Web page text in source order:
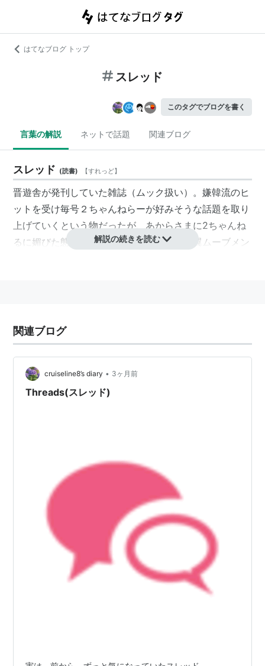
はてなブログ トップ
スレッド
このタグでブログを書く
言葉の解説 ネットで話題 関連ブログ
スレッド (読書) 【すれっど】
晋遊舎が発刊していた雑誌（ムック扱い）。嫌韓流のヒ
ットを受け毎号２ちゃんねらーが好みそうな話題を取り
上げていくという物だったが、あからさまに2ちゃんね
るに媚びた態度が嫌われたのか、ネット右翼ムーブメン
m9という後継雑誌が出たがそちらも3号雑誌に終わる。
『冒険王ビィト』の登場人物の一人。ヤムチャ的存在
そしてそのままフェードアウト。救われない。
アニメ版の展開
第49話『スレッド！ 孤高なるバスター！』で再登場
したが、オリジナル展開の続編『冒険王ビィト エクセ
リオン』ではOP、EDともに1カットも登場しない。
解説の続きを読む
関連ブログ
cruiseline8’s diary • 3ヶ月前
Threads(スレッド)